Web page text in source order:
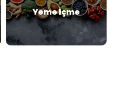
Yeme İçme